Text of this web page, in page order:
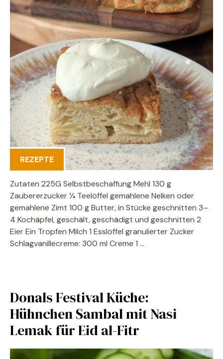
REZEPTE
Zutaten 225G Selbstbeschaffung Mehl 130 g
Zaubererzucker 1⁄4 Teelöffel gemahlene Nelken oder
gemahlene Zimt 100 g Butter, in Stücke geschnitten 3–
4 Kochäpfel, geschält, geschädigt und geschnitten 2
Eier Ein Tropfen Milch 1 Esslöffel granulierter Zucker
Schlagvanillecreme: 300 ml Creme 1 …
Donals Festival Küche:
Hühnchen Sambal mit Nasi
Lemak für Eid al-Fitr